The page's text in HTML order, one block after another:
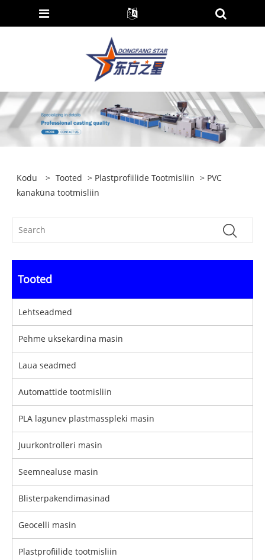
Kodu > Tooted > Plastprofiilide Tootmisliin > PVC
kanaküna tootmisliin
Tooted
Lehtseadmed
Pehme uksekardina masin
Laua seadmed
Automattide tootmisliin
PLA lagunev plastmasspleki masin
Juurkontrolleri masin
Seemnealuse masin
Blisterpakendimasinad
Geocelli masin
Plastprofiilide tootmisliin